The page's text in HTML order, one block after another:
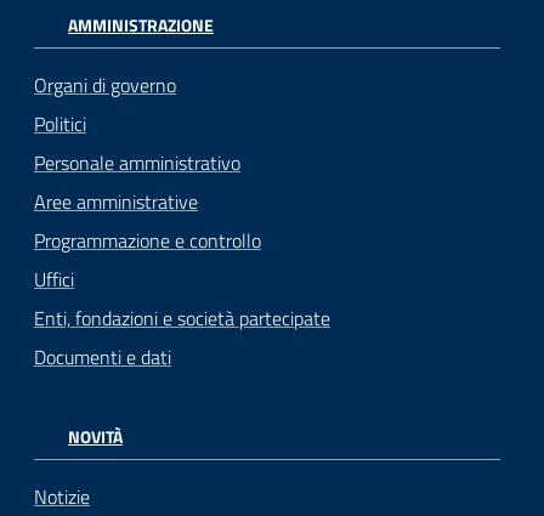
AMMINISTRAZIONE
Organi di governo
Politici
Personale amministrativo
Aree amministrative
Programmazione e controllo
Uffici
Enti, fondazioni e società partecipate
Documenti e dati
NOVITÀ
Notizie